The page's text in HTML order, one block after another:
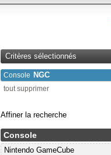
Critères sélectionnés
Console NGC
tout supprimer
Affiner la recherche
Console
Nintendo GameCube